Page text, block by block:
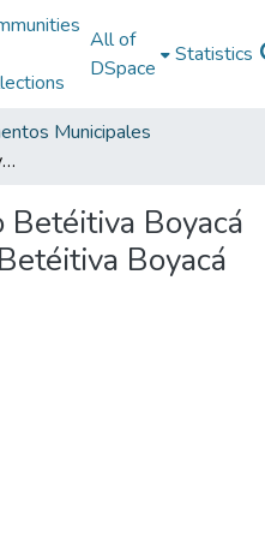
All of
DSpace
Statistics
Municipales
Plan de Desarrollo Betéitiva Boyacá 2008 - 2011: PD Betéitiva Boyacá 2008 - 2011
Boyacá
Boyacá